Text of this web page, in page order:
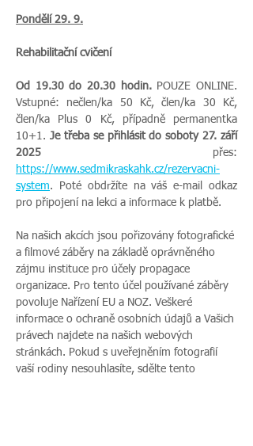
Pondělí 29. 9.
Rehabilitační cvičení
Od 19.30 do 20.30 hodin. POUZE ONLINE.
Vstupné: nečlen/ka 50 Kč, člen/ka 30 Kč,
člen/ka Plus 0 Kč, případně permanentka
10+1. Je třeba se přihlásit do soboty 27. září
2025
https://www.sedmikraskahk.cz/rezervacni-
system. Poté obdržíte na váš e-mail odkaz
pro připojení na lekci a informace k platbě.
Na našich akcích jsou pořizovány fotografické
a filmové záběry na základě oprávněného
zájmu instituce pro účely propagace
organizace. Pro tento účel používané záběry
povoluje Nařízení EU a NOZ. Veškeré
informace o ochraně osobních údajů a Vašich
právech najdete na našich webových
stránkách. Pokud s uveřejněním fotografií
vaší rodiny nesouhlasíte, sdělte tento